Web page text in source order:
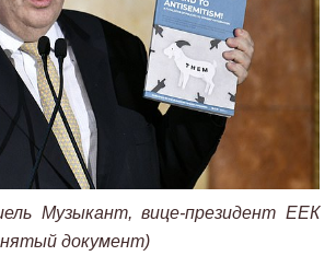
Музыкант, вице-президент ЕЕК
документ)